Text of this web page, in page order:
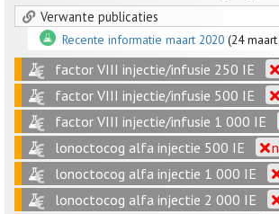
Verwante publicaties
Recente informatie maart 2020 (24
factor VIII injectie/infusie 250 IE
factor VIII injectie/infusie 500 IE
factor VIII injectie/infusie 1 000 IE
lonoctocog alfa injectie 500 IE
lonoctocog alfa injectie 1 000 IE
lonoctocog alfa injectie 2 000 IE